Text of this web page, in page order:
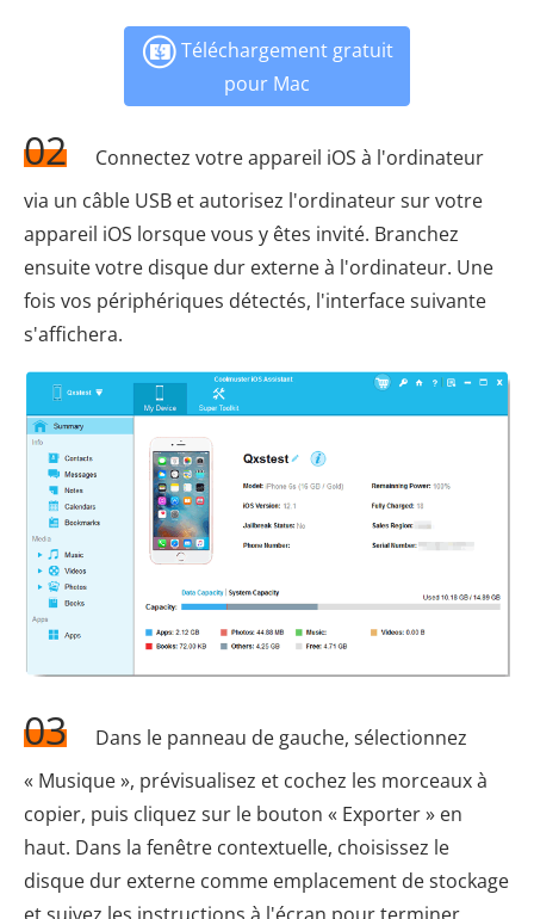
Téléchargement gratuit
pour Mac
02
Connectez votre appareil iOS à l'ordinateur
via un câble USB et autorisez l'ordinateur sur votre
appareil iOS lorsque vous y êtes invité. Branchez
ensuite votre disque dur externe à l'ordinateur. Une
fois vos périphériques détectés, l'interface suivante
s'affichera.
03
Dans le panneau de gauche, sélectionnez
« Musique », prévisualisez et cochez les morceaux à
copier, puis cliquez sur le bouton « Exporter » en
haut. Dans la fenêtre contextuelle, choisissez le
disque dur externe comme emplacement de stockage